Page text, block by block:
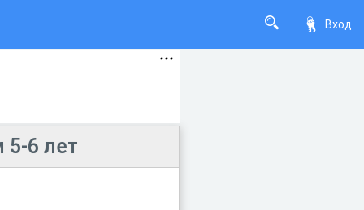
Вход
6 лет